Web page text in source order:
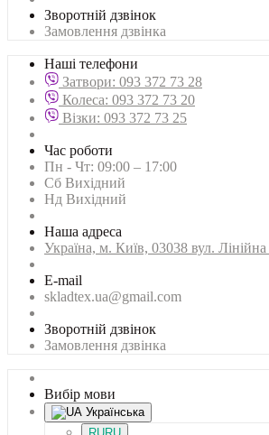
Зворотній дзвінок
Замовлення дзвінка
Наші телефони
Затвори: 093 372 73 28
Колеса: 093 372 73 20
Візки: 093 372 73 25
Час роботи
Пн - Чт: 09:00 – 17:00
Сб Вихідний
Нд Вихідний
Наша адреса
Українa, м. Київ, 03038 вул.
E-mail
skladtex.ua@gmail.com
Зворотній дзвінок
Замовлення дзвінка
Вибір мови
Українська